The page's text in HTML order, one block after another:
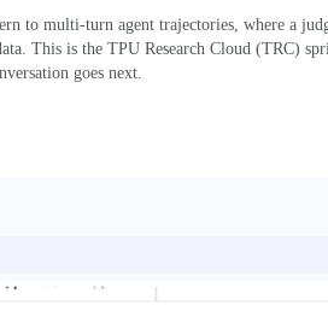
to multi-turn agent trajectories, where a
. This is the TPU Research Cloud (TRC)
goes next.